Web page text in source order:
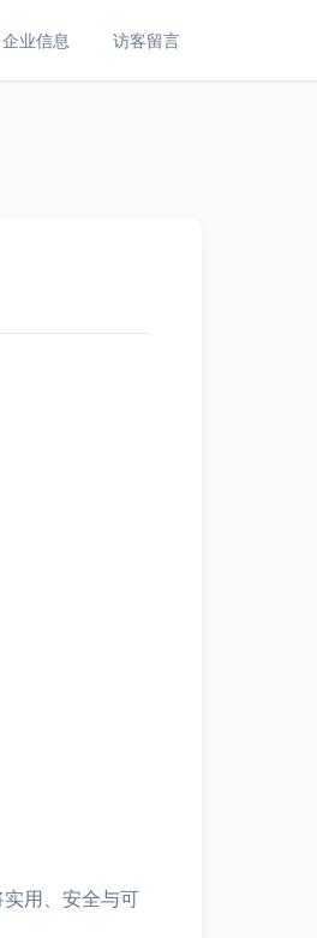
企业信息 访客留言
用、安全与可